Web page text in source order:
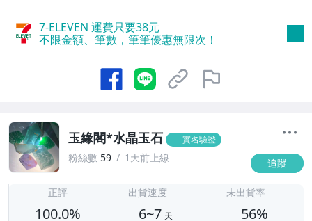
7-ELEVEN 運費只要38元
不限金額、筆數，筆筆優惠無限次！
玉緣閣*水晶玉石 實名驗證
粉絲數 59 1天前上線 追蹤
正評
100.0%
出貨速度
6~7 天
未出貨率
56%